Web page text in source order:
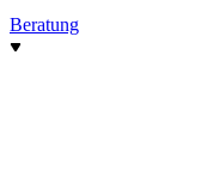
Beratung